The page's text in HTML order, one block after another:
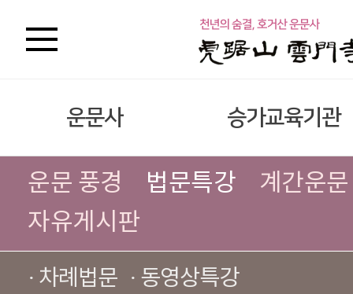
운문사 승가교육기관
운문 풍경 법문특강
계간운문
자유게시판
· 차례법문 · 동영상특강